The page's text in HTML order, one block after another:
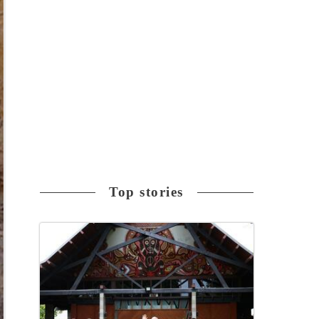
Top stories